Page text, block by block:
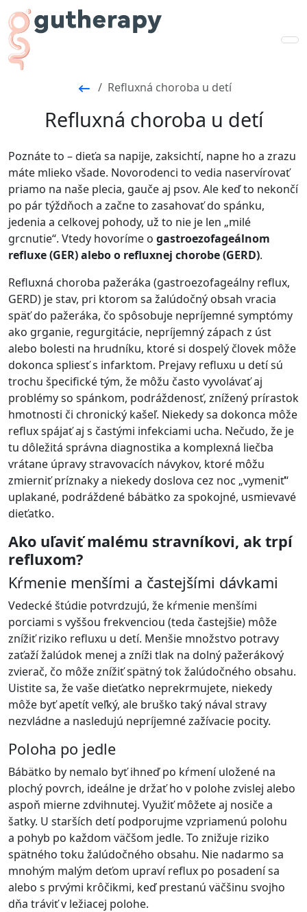
Refluxná choroba u detí
Refluxná choroba u detí
Poznáte to – dieťa sa napije, zaksichtí, napne ho a zrazu
máte mlieko všade. Novorodenci to vedia naservírovať
priamo na naše plecia, gauče aj psov. Ale keď to nekončí
po pár týždňoch a začne to zasahovať do spánku,
jedenia a celkovej pohody, už to nie je len „milé
grcnutie“. Vtedy hovoríme o gastroezofageálnom
refluxe (GER) alebo o refluxnej chorobe (GERD).
Refluxná choroba pažeráka (gastroezofageálny reflux,
GERD) je stav, pri ktorom sa žalúdočný obsah vracia
späť do pažeráka, čo spôsobuje nepríjemné symptómy
ako grganie, regurgitácie, nepríjemný zápach z úst
alebo bolesti na hrudníku, ktoré si dospelý človek môže
dokonca spliesť s infarktom. Prejavy refluxu u detí sú
trochu špecifické tým, že môžu často vyvolávať aj
problémy so spánkom, podráždenosť, znížený prírastok
hmotnosti či chronický kašeľ. Niekedy sa dokonca môže
reflux spájať aj s častými infekciami ucha. Nečudo, že je
tu dôležitá správna diagnostika a komplexná liečba
vrátane úpravy stravovacích návykov, ktoré môžu
zmierniť príznaky a niekedy doslova cez noc „vymeniť“
uplakané, podráždené bábätko za spokojné, usmievavé
dieťatko.
Ako uľaviť malému stravníkovi, ak trpí
refluxom?
Kŕmenie menšími a častejšími dávkami
Vedecké štúdie potvrdzujú, že kŕmenie menšími
porciami s vyššou frekvenciou (teda častejšie) môže
znížiť riziko refluxu u detí. Menšie množstvo potravy
zaťaží žalúdok menej a zníži tlak na dolný pažerákový
zvierač, čo môže znížiť spätný tok žalúdočného obsahu.
Uistite sa, že vaše dieťatko neprekrmujete, niekedy
môže byť apetít veľký, ale bruško taký nával stravy
nezvládne a nasledujú nepríjemné zažívacie pocity.
Poloha po jedle
Bábätko by nemalo byť ihneď po kŕmení uložené na
plochý povrch, ideálne je držať ho v polohe zvislej alebo
aspoň mierne zdvihnutej. Využiť môžete aj nosiče a
šatky. U starších detí podporujme vzpriamenú polohu
a pohyb po každom väčšom jedle. To znižuje riziko
spätného toku žalúdočného obsahu. Nie nadarmo sa
mnohým malým deťom upraví reflux po posadení sa
alebo s prvými krôčikmi, keď prestanú väčšinu svojho
dňa tráviť v ležiacej polohe.